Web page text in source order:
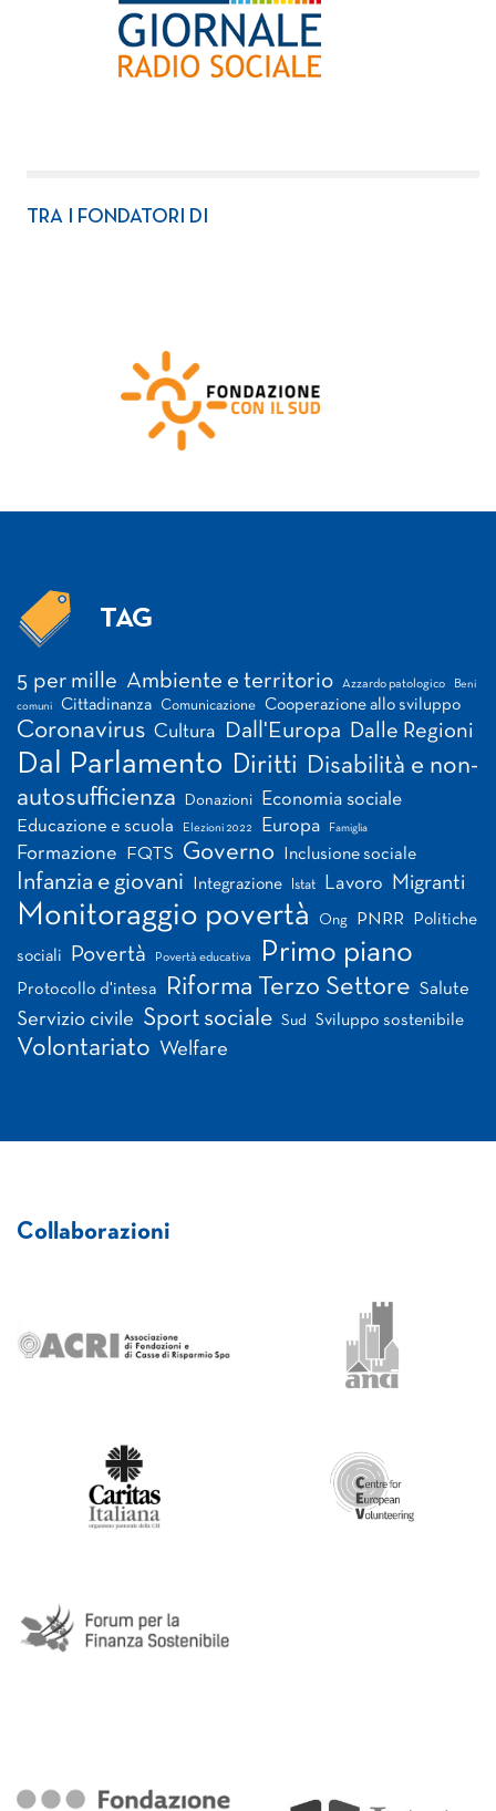
TRA I FONDATORI DI
TAG
5 per mille Ambiente e territorio Azzardo patologico Beni
comuni Cittadinanza Comunicazione Cooperazione allo sviluppo
Coronavirus Cultura Dall'Europa Dalle Regioni
Dal Parlamento Diritti Disabilità e non-
autosufficienza
Donazioni Economia sociale
Educazione e scuola Elezioni 2022 Europa Famiglia
Formazione FQTS Governo Inclusione sociale
Infanzia e giovani Integrazione Istat Lavoro Migranti
Monitoraggio povertà Ong PNRR Politiche
sociali Povertà Povertà educativa Primo piano
Protocollo d'intesa Riforma Terzo Settore Salute
Servizio civile Sport sociale Sud Sviluppo sostenibile
Volontariato Welfare
Collaborazioni